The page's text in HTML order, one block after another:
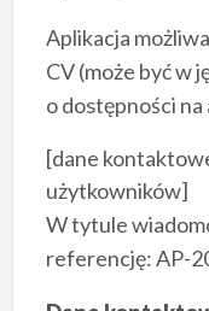
Aplikacja
CV (może być w
o dostępności na
[dane
użytkowników]
W tytule
referencję: AP-